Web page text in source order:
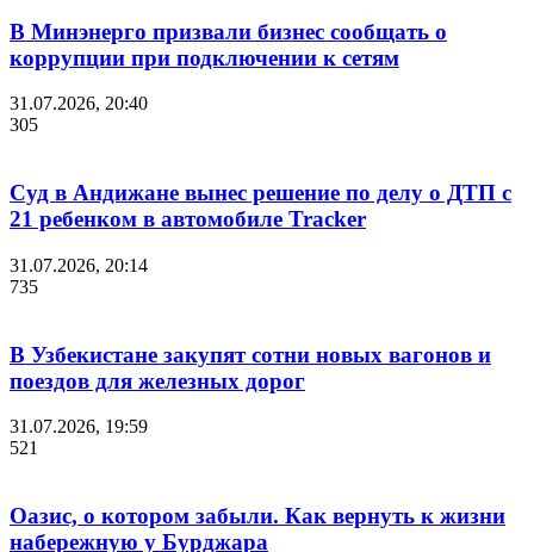
В Минэнерго призвали бизнес сообщать о
коррупции при подключении к сетям
31.07.2026, 20:40
305
Суд в Андижане вынес решение по делу о ДТП с
21 ребенком в автомобиле Tracker
31.07.2026, 20:14
735
В Узбекистане закупят сотни новых вагонов и
поездов для железных дорог
31.07.2026, 19:59
521
Оазис, о котором забыли. Как вернуть к жизни
набережную у Бурджара